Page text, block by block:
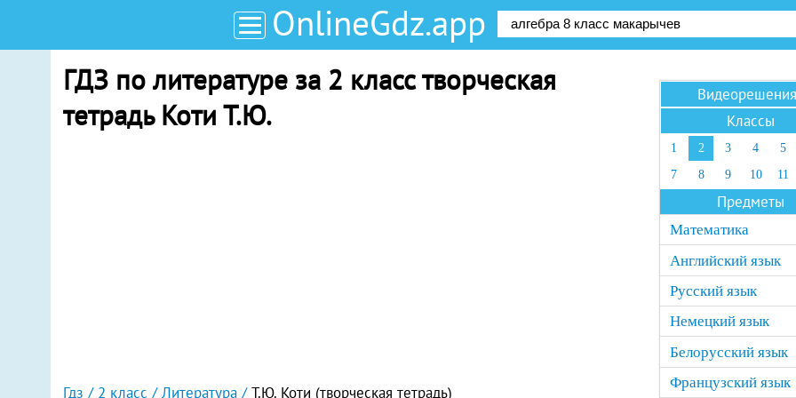
OnlineGdz.app
ГДЗ по литературе за 2 класс творческая
тетрадь Коти Т.Ю.
Гдз 2 класс Литература Т.Ю. Коти (творческая тетрадь)
Видеорешения
Классы
1 2 3 4 5
7 8 9 10 11
Предметы
Математика
Английский язык
Русский язык
Немецкий язык
Белорусский язык
Французский язык